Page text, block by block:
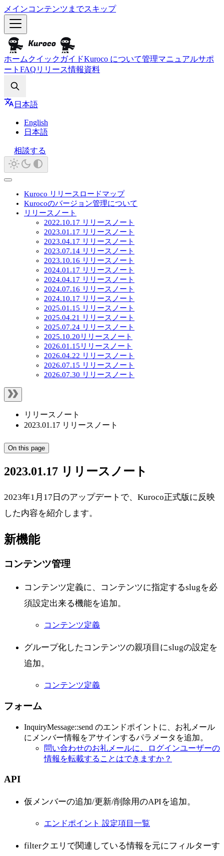
メインコンテンツまでスキップ
ホーム クイックガイドKuroco について管理マニュアルサポ
ート FAQ リリース情報資料
日本語
English
日本語
相談する
Kuroco リリースロードマップ
Kurocoのバージョン管理について
リリースノート
2022.10.17 リリースノート
2023.01.17 リリースノート
2023.04.17 リリースノート
2023.07.14 リリースノート
2023.10.16 リリースノート
2024.01.17 リリースノート
2024.04.17 リリースノート
2024.07.16 リリースノート
2024.10.17 リリースノート
2025.01.15 リリースノート
2025.04.21 リリースノート
2025.07.24 リリースノート
2025.10.20リリースノート
2026.01.15リリースノート
2026.04.22 リリースノート
2026.07.15 リリースノート
2026.07.30 リリースノート
リリースノート
2023.01.17 リリースノート
On this page
2023.01.17 リリースノート
2023年1月17日のアップデートで、Kuroco正式版に反映
した内容を紹介します。
新機能
コンテンツ管理
コンテンツ定義に、コンテンツに指定するslugを必
須設定出来る機能を追加。
コンテンツ定義
グループ化したコンテンツの親項目にslugの設定を
追加。
コンテンツ定義
フォーム
InquiryMessage::send のエンドポイントに、お礼メール
にメンバー情報をアサインするパラメータを追加。
問い合わせのお礼メールに、ログインユーザーの
情報を転載することはできますか？
API
仮メンバーの追加/更新/削除用のAPIを追加。
エンドポイント 設定項目一覧
filterクエリで関連している情報を元にフィルターす